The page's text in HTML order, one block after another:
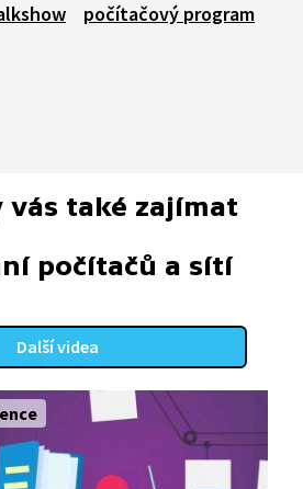
počítačový program
vás také zajímat
počítačů a sítí
Další videa